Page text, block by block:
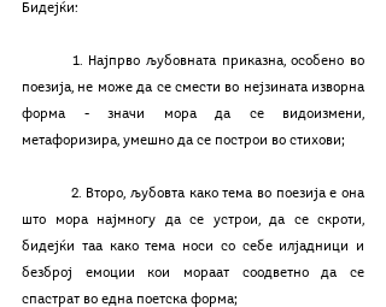
Бидејќи:
поезија, не може да се смести во нејзината изворна
форма - значи мора да се видоизмени,
метафоризира, умешно да се построи во стихови;
што мора најмногу да се устрои, да се скроти,
бидејќи таа како тема носи со себе илјадници и
безброј емоции кои мораат соодветно да се
спастрат во една поетска форма;